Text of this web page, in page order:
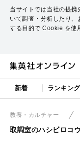
当サイトでは当社の提携
いて調査・分析したり
する目的で Cookie を使
新着 ランキング
教養・カルチャー
取調室のハシビロコウ